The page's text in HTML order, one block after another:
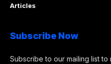
Articles
Subscribe Now
Subscribe to our mailing list